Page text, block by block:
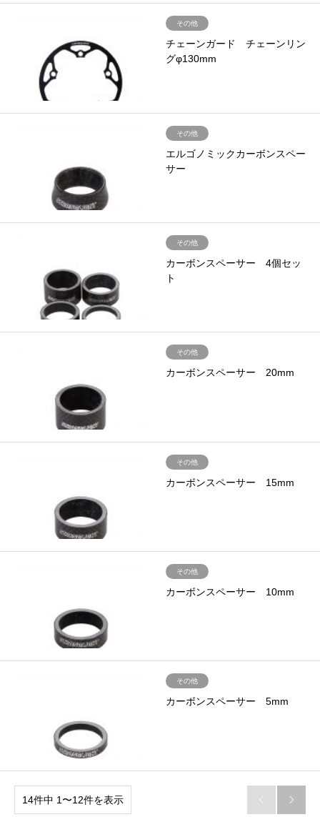
その他
チェーンガード チェーンリン
グφ130mm
その他
エルゴノミックカーボンスペー
サー
その他
カーボンスペーサー 4個セッ
ト
その他
カーボンスペーサー 20mm
その他
カーボンスペーサー 15mm
その他
カーボンスペーサー 10mm
その他
カーボンスペーサー 5mm
14件中 1〜12件を表示  